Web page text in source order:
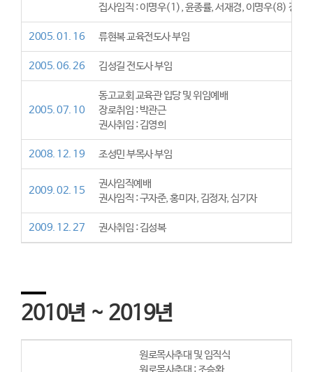
집사임직 : 이명우(1), 윤종률, 서재경, 이명우(8) 장광
2005. 01. 16 류현복 교육전도사 부임
2005. 06. 26 김성길 전도사 부임
2005. 07. 10
동고교회 교육관 입당 및 위임예배
장로취임 : 박관근
권사취임 : 김영희
2008. 12. 19 조성민 부목사 부임
2009. 02. 15
권사임직예배
권사임직 : 구자준, 홍미자, 김정자, 심기자
2009. 12. 27 권사취임 : 김성복
2010년 ~ 2019년
원로목사추대 및 임직식